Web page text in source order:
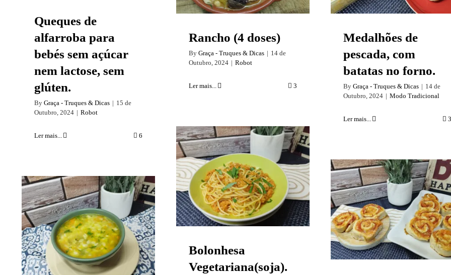
Queques de
alfarroba para
bebés sem açúcar
nem lactose, sem
glúten.
By Graça - Truques & Dicas | 15 de
Outubro, 2024 | Robot
Ler mais... 6
Rancho (4 doses)
By Graça - Truques & Dicas | 14 de
Outubro, 2024 | Robot
Ler mais... 3
Medalhões de
pescada, com
batatas no forno.
By Graça - Truques & Dicas | 14 de
Outubro, 2024 | Modo Tradicional
Ler mais...
Bolonhesa
Vegetariana(soja).
Bolonhesa
Vegetariana(soja).
Caracóis de pizza
Canja de legumes –
Vegan